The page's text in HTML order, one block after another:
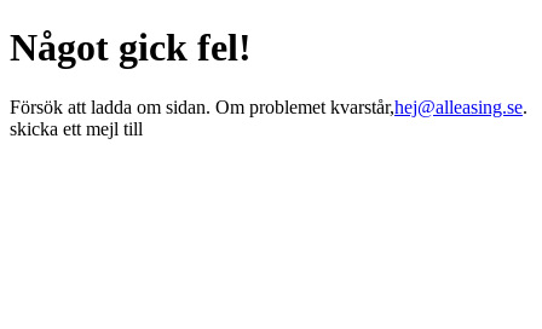
Något gick fel!
Försök att ladda om sidan. Om problemet kvarstår,hej@alleasing.se.
skicka ett mejl till